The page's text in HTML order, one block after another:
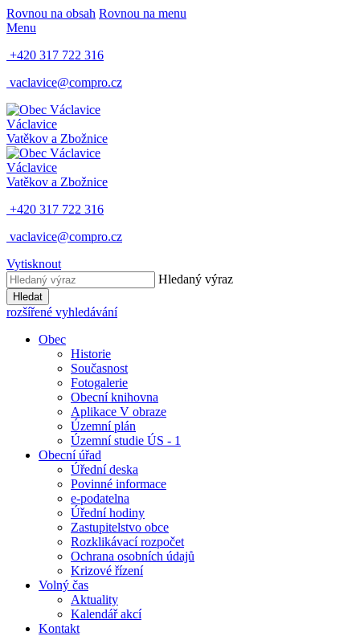
Rovnou na obsah Rovnou na menu
Menu
+420 317 722 316
vaclavice@compro.cz
Václavice
Vatěkov a Zbožnice
Václavice
Vatěkov a Zbožnice
+420 317 722 316
vaclavice@compro.cz
Vytisknout
Hledaný výraz
Hledat
rozšířené vyhledávání
Obec
Historie
Současnost
Fotogalerie
Obecní knihovna
Aplikace V obraze
Územní plán
Územní studie ÚS - 1
Obecní úřad
Úřední deska
Povinné informace
e-podatelna
Úřední hodiny
Zastupitelstvo obce
Rozklikávací rozpočet
Ochrana osobních údajů
Krizové řízení
Volný čas
Aktuality
Kalendář akcí
Kontakt